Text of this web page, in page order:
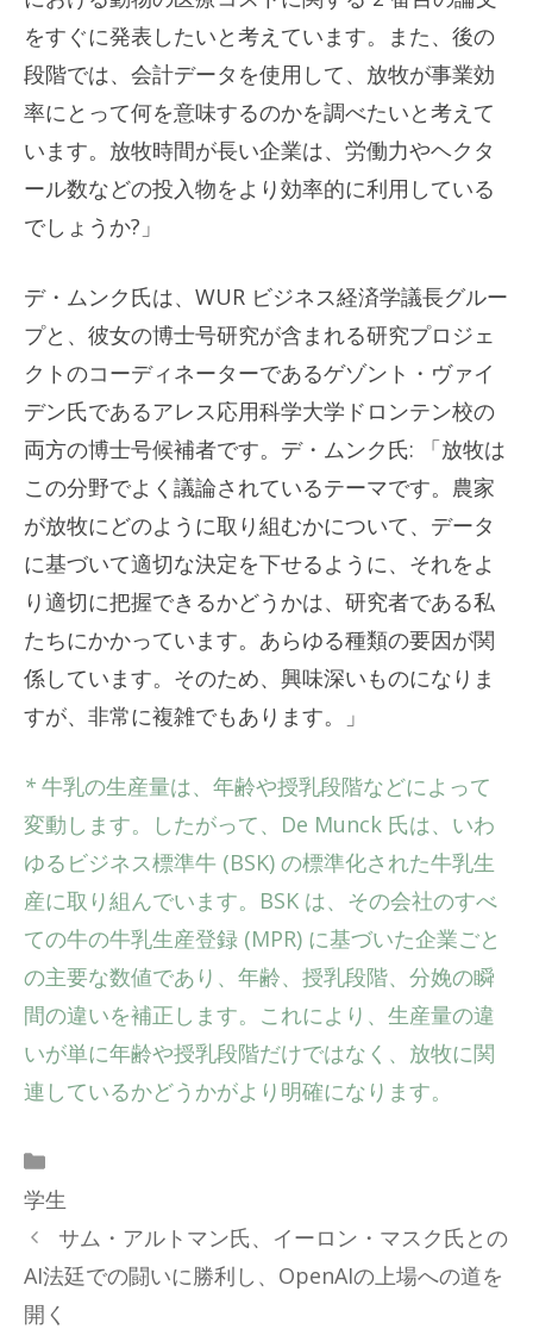
をすぐに発表したいと考えています。また、後の
段階では、会計データを使用して、放牧が事業効
率にとって何を意味するのかを調べたいと考えて
います。放牧時間が長い企業は、労働力やヘクタ
ール数などの投入物をより効率的に利用している
でしょうか?」
デ・ムンク氏は、WUR ビジネス経済学議長グルー
プと、彼女の博士号研究が含まれる研究プロジェ
クトのコーディネーターであるゲゾント・ヴァイ
デン氏であるアレス応用科学大学ドロンテン校の
両方の博士号候補者です。デ・ムンク氏: 「放牧は
この分野でよく議論されているテーマです。農家
が放牧にどのように取り組むかについて、データ
に基づいて適切な決定を下せるように、それをよ
り適切に把握できるかどうかは、研究者である私
たちにかかっています。あらゆる種類の要因が関
係しています。そのため、興味深いものになりま
すが、非常に複雑でもあります。」
* 牛乳の生産量は、年齢や授乳段階などによって
変動します。したがって、De Munck 氏は、いわ
ゆるビジネス標準牛 (BSK) の標準化された牛乳生
産に取り組んでいます。BSK は、その会社のすべ
ての牛の牛乳生産登録 (MPR) に基づいた企業ごと
の主要な数値であり、年齢、授乳段階、分娩の瞬
間の違いを補正します。これにより、生産量の違
いが単に年齢や授乳段階だけではなく、放牧に関
連しているかどうかがより明確になります。
テ
ゴ
リ
ー
学生
サム・アルトマン氏、イーロン・マスク氏との
AI法廷での闘いに勝利し、OpenAIの上場への道を
開く